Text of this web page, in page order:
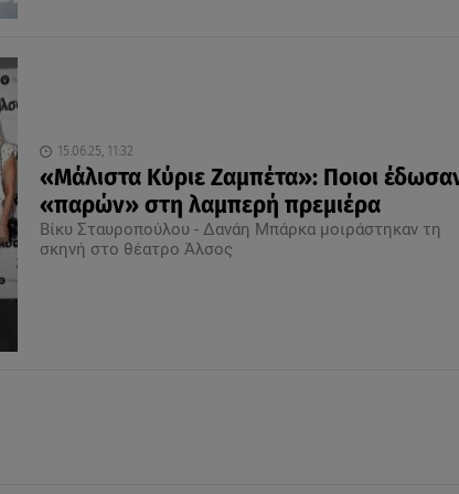
15.06.25, 11:32
«Μάλιστα Κύριε Ζαμπέτα»: Ποιοι
«παρών» στη λαμπερή πρεμιέρα
Βίκυ Σταυροπούλου - Δανάη Μπάρκα μοιράστηκαν τη
σκηνή στο θέατρο Άλσος